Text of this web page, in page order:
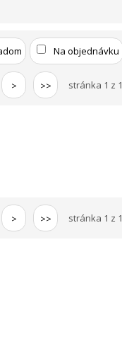
Na objednávku
> >> stránka 1 z 1
> >> stránka 1 z 1